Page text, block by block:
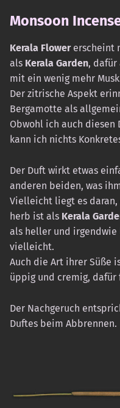
Monsoon
Kerala Flowererscheint
als Kerala Garden, dafür
mit ein wenig mehr
Der zitrische Aspekt
Bergamotte als
Obwohl ich auch
kann ich nichts
Der Duft wirkt etwas
anderen beiden, was
Vielleicht liegt es daran,
herb ist als Kerala
als heller und
vielleicht.
Auch die Art ihrer Süße
üppig und cremig, dafür
Der Nachgeruch
Duftes beim Abbrennen.